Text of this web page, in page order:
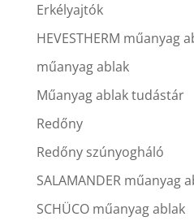
Erkélyajtók
HEVESTHERM műanyag
műanyag ablak
Műanyag ablak tudástár
Redőny
Redőny szúnyogháló
SALAMANDER műanyag
SCHÜCO műanyag ablak